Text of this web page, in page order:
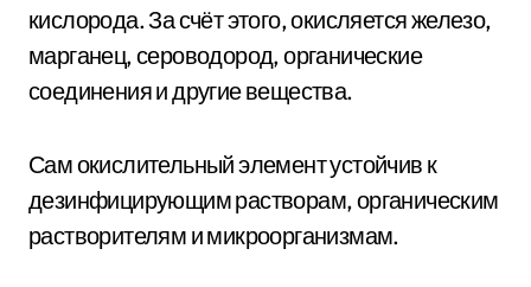
кислорода. За счёт этого, окисляется железо,
марганец, сероводород, органические
соединения и другие вещества.
Сам окислительный элемент устойчив к
дезинфицирующим растворам, органическим
растворителям и микроорганизмам.